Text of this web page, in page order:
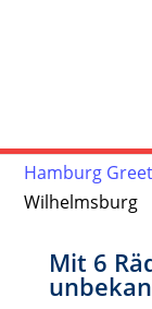
Hamburg
Wilhelmsburg
Mit 6